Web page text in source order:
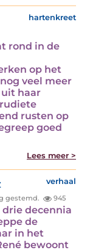
hartenkreet
rond in de
op het
veel meer
haar
rusten op
goed
Lees meer >
verhaal
gestemd. 945
drie decennia
de
in het
bewoont